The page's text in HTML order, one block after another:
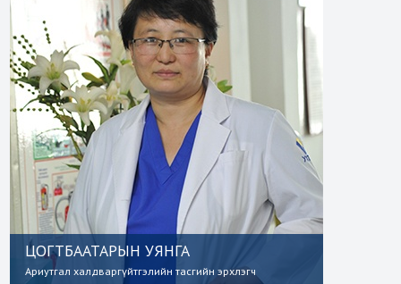
ЦОГТБААТАРЫН УЯНГА
Ариутгал халдваргүйтгэлийн тасгийн эрхлэгч